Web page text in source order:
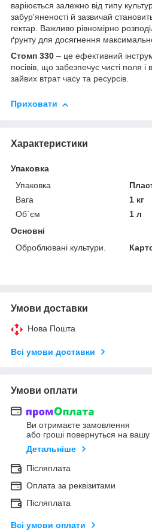
варіюється залежно від типу
забур'яненості й зазвичай
гектар. Важливо рівномірно
ґрунту для досягнення
Стомп 330 – це ефективний
посівів, що забезпечує чисті поля і
зайвих втрат часу та ресурсів.
Приховати
Характеристики
Упаковка
Упаковка
Вага
1 кг
Об`єм
1 л
Основні
Оброблювані культури.
Умови доставки
Нова Пошта
Всі умови доставки
Умови оплати
Ви отримаєте замовлення
або гроші повернуться на вашу
Детальніше
Післяплата
Оплата за реквізитами
Післяплата
Всі умови оплати